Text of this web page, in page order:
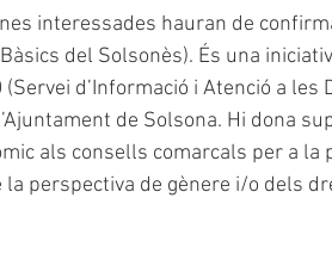
interessades hauran de
del Solsonès). És una
d’Informació i Atenció a les
de Solsona. Hi dona
als consells comarcals per a la
perspectiva de gènere i/o dels